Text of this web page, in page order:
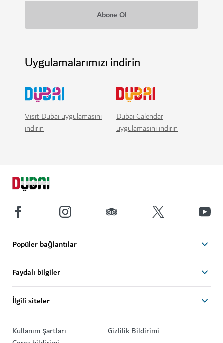
Uygulamalarımızı indirin
Visit Dubai uygulamasını
indirin
Dubai Calendar
uygulamasını indirin
Popüler bağlantılar
Faydalı bilgiler
İlgili siteler
Kullanım şartları
Gizlilik Bildirimi